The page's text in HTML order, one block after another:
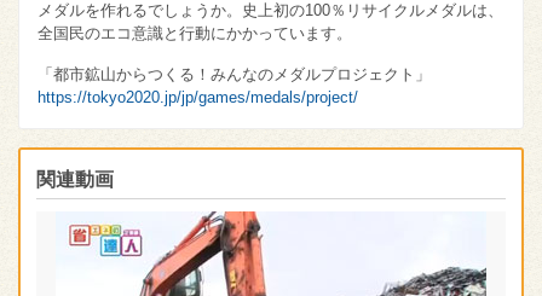
メダルを作れるでしょうか。史上初の100％リサイクルメダルは、
全国民のエコ意識と行動にかかっています。
「都市鉱山からつくる！みんなのメダルプロジェクト」
https://tokyo2020.jp/jp/games/medals/project/
関連動画